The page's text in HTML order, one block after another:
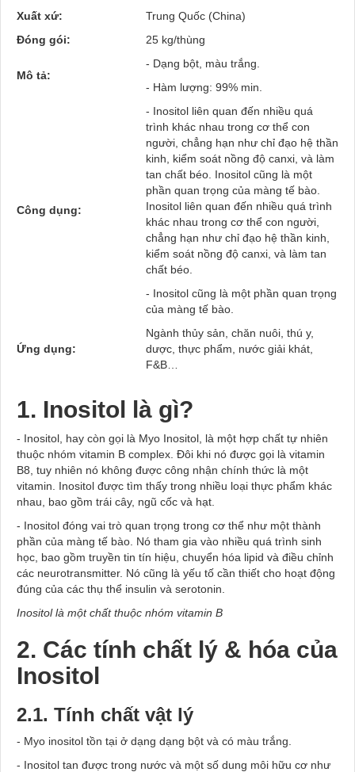
Xuất xứ:
Trung Quốc (China)
Đóng gói:
25 kg/thùng
Mô tả:
- Dạng bột, màu trắng.
- Hàm lượng: 99% min.
Công dụng:
- Inositol liên quan đến nhiều quá
trình khác nhau trong cơ thể con
người, chẳng hạn như chỉ đạo hệ thần
kinh, kiểm soát nồng độ canxi, và làm
tan chất béo. Inositol cũng là một
phần quan trọng của màng tế bào.
Inositol liên quan đến nhiều quá trình
khác nhau trong cơ thể con người,
chẳng hạn như chỉ đạo hệ thần kinh,
kiểm soát nồng độ canxi, và làm tan
chất béo.
- Inositol cũng là một phần quan trọng
của màng tế bào.
Ứng dụng:
Ngành thủy sản, chăn nuôi, thú y,
dược, thực phẩm, nước giải khát,
F&B…
1. Inositol là gì?
- Inositol, hay còn gọi là Myo Inositol, là một hợp chất tự nhiên
thuộc nhóm vitamin B complex. Đôi khi nó được gọi là vitamin
B8, tuy nhiên nó không được công nhận chính thức là một
vitamin. Inositol được tìm thấy trong nhiều loại thực phẩm khác
nhau, bao gồm trái cây, ngũ cốc và hạt.
- Inositol đóng vai trò quan trọng trong cơ thể như một thành
phần của màng tế bào. Nó tham gia vào nhiều quá trình sinh
học, bao gồm truyền tin tín hiệu, chuyển hóa lipid và điều chỉnh
các neurotransmitter. Nó cũng là yếu tố cần thiết cho hoạt động
đúng của các thụ thể insulin và serotonin.
Inositol là một chất thuộc nhóm vitamin B
2. Các tính chất lý & hóa của
Inositol
2.1. Tính chất vật lý
- Myo inositol tồn tại ở dạng dạng bột và có màu trắng.
- Inositol tan được trong nước và một số dung môi hữu cơ như